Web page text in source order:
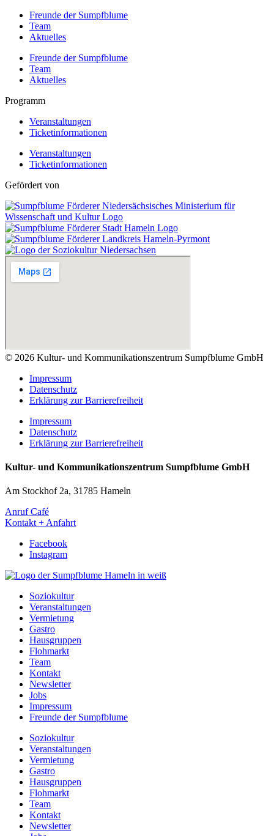
Freunde der Sumpfblume
Team
Aktuelles
Freunde der Sumpfblume
Team
Aktuelles
Programm
Veranstaltungen
Ticketinformationen
Veranstaltungen
Ticketinformationen
Gefördert von
© 2026 Kultur- und Kommunikationszentrum Sumpfblume GmbH
Impressum
Datenschutz
Erklärung zur Barrierefreiheit
Impressum
Datenschutz
Erklärung zur Barrierefreiheit
Kultur- und Kommunikationszentrum Sumpfblume GmbH
Am Stockhof 2a, 31785 Hameln
Anruf Café
Kontakt + Anfahrt
Facebook
Instagram
Soziokultur
Veranstaltungen
Vermietung
Gastro
Hausgruppen
Flohmarkt
Team
Kontakt
Newsletter
Jobs
Impressum
Freunde der Sumpfblume
Soziokultur
Veranstaltungen
Vermietung
Gastro
Hausgruppen
Flohmarkt
Team
Kontakt
Newsletter